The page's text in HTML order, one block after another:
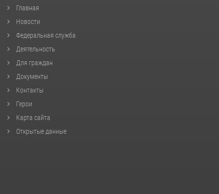
Главная
Новости
Федеральная служба
Деятельность
Для граждан
Документы
Контакты
Герои
Карта сайта
Открытые данные